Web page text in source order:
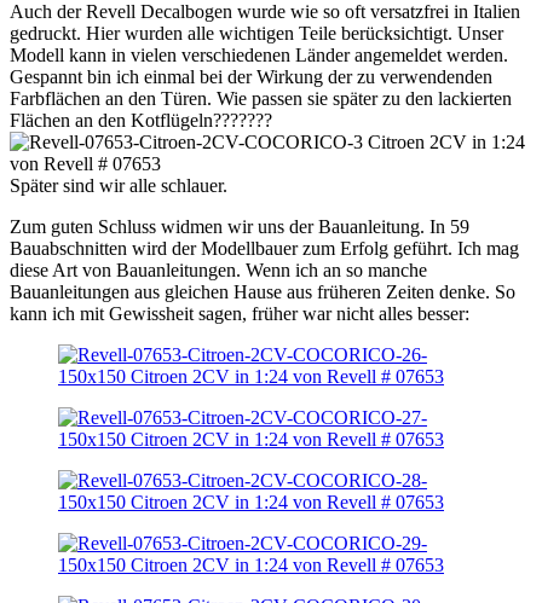
Auch der Revell Decalbogen wurde wie so oft versatzfrei in Italien
gedruckt. Hier wurden alle wichtigen Teile berücksichtigt. Unser
Modell kann in vielen verschiedenen Länder angemeldet werden.
Gespannt bin ich einmal bei der Wirkung der zu verwendenden
Farbflächen an den Türen. Wie passen sie später zu den lackierten
Flächen an den Kotflügeln???????
Später sind wir alle schlauer.
Zum guten Schluss widmen wir uns der Bauanleitung. In 59
Bauabschnitten wird der Modellbauer zum Erfolg geführt. Ich mag
diese Art von Bauanleitungen. Wenn ich an so manche
Bauanleitungen aus gleichen Hause aus früheren Zeiten denke. So
kann ich mit Gewissheit sagen, früher war nicht alles besser: